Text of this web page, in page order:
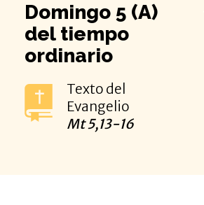
Domingo 5 (A)
del tiempo
ordinario
Texto del
Evangelio
Mt5,13-16